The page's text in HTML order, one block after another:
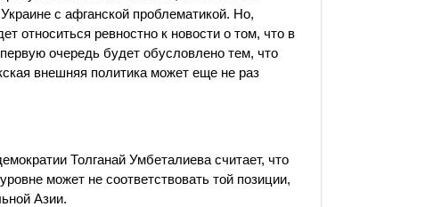
с афганской проблематикой. Но,
относиться ревностно к новости о том, что в
очередь будет обусловлено тем, что
внешняя политика может еще не раз
Толганай Умбеталиева считает, что
может не соответствовать той позиции,
Азии.